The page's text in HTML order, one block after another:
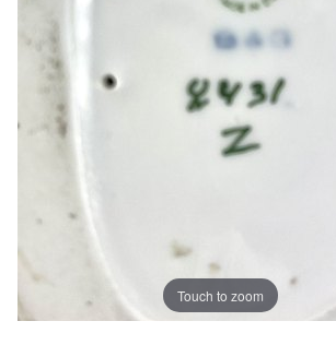
Touch to zoom